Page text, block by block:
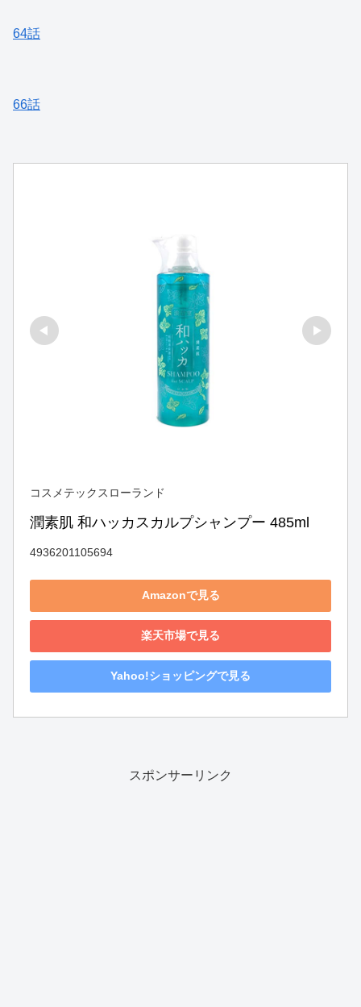
64話
66話
コスメテックスローランド
潤素肌 和ハッカスカルプシャンプー 485ml
4936201105694
Amazonで見る
楽天市場で見る
Yahoo!ショッピングで見る
スポンサーリンク